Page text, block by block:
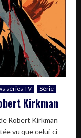
séries TV Série
Kirkman
Robert Kirkman
vu que celui-ci